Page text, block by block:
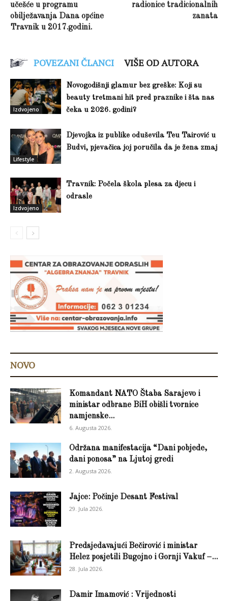
učešće u programu
obilježavanja Dana općine
Travnik u 2017.godini.
radionice tradicionalnih
zanata
POVEZANI ČLANCI VIŠE OD AUTORA
Izdvojeno
Novogodišnji glamur bez greške: Koji su
beauty tretmani hit pred praznike i šta nas
čeka u 2026. godini?
Lifestyle
Djevojka iz publike oduševila Teu Tairović u
Budvi, pjevačica joj poručila da je žena zmaj
Izdvojeno
Travnik: Počela škola plesa za djecu i
odrasle
NOVO
Komandant NATO Štaba Sarajevo i
ministar odbrane BiH obišli tvornice
namjenske...
6. Augusta 2026.
Održana manifestacija “Dani pobjede,
dani ponosa” na Ljutoj gredi
2. Augusta 2026.
Jajce: Počinje Desant Festival
29. Jula 2026.
Predsjedavajući Bečirović i ministar
Helez posjetili Bugojno i Gornji Vakuf –...
28. Jula 2026.
Damir Imamović : Vrijednosti